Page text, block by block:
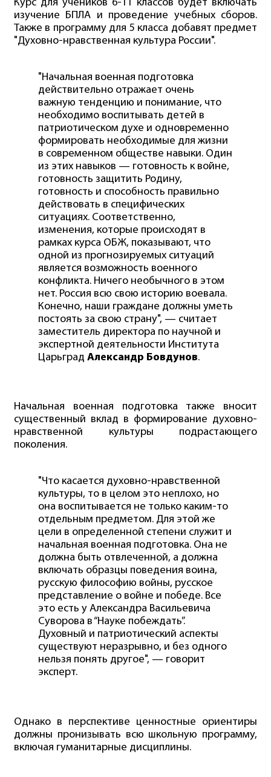
Курс для учеников 6-11 классов будет включать
изучение БПЛА и проведение учебных сборов.
Также в программу для 5 класса добавят предмет
"Духовно-нравственная культура России".
"Начальная военная подготовка
действительно отражает очень
важную тенденцию и понимание, что
необходимо воспитывать детей в
патриотическом духе и одновременно
формировать необходимые для жизни
в современном обществе навыки. Один
из этих навыков — готовность к войне,
готовность защитить Родину,
готовность и способность правильно
действовать в специфических
ситуациях. Соответственно,
изменения, которые происходят в
рамках курса ОБЖ, показывают, что
одной из прогнозируемых ситуаций
является возможность военного
конфликта. Ничего необычного в этом
нет. Россия всю свою историю воевала.
Конечно, наши граждане должны уметь
постоять за свою страну", — считает
заместитель директора по научной и
экспертной деятельности Института
Царьград Александр Бовдунов.
Начальная военная подготовка также вносит
существенный вклад в формирование духовно-
нравственной культуры подрастающего
поколения.
"Что касается духовно-нравственной
культуры, то в целом это неплохо, но
она воспитывается не только каким-то
отдельным предметом. Для этой же
цели в определенной степени служит и
начальная военная подготовка. Она не
должна быть отвлеченной, а должна
включать образцы поведения воина,
русскую философию войны, русское
представление о войне и победе. Все
это есть у Александра Васильевича
Суворова в “Науке побеждать”.
Духовный и патриотический аспекты
существуют неразрывно, и без одного
нельзя понять другое", — говорит
эксперт.
Однако в перспективе ценностные ориентиры
должны пронизывать всю школьную программу,
включая гуманитарные дисциплины.